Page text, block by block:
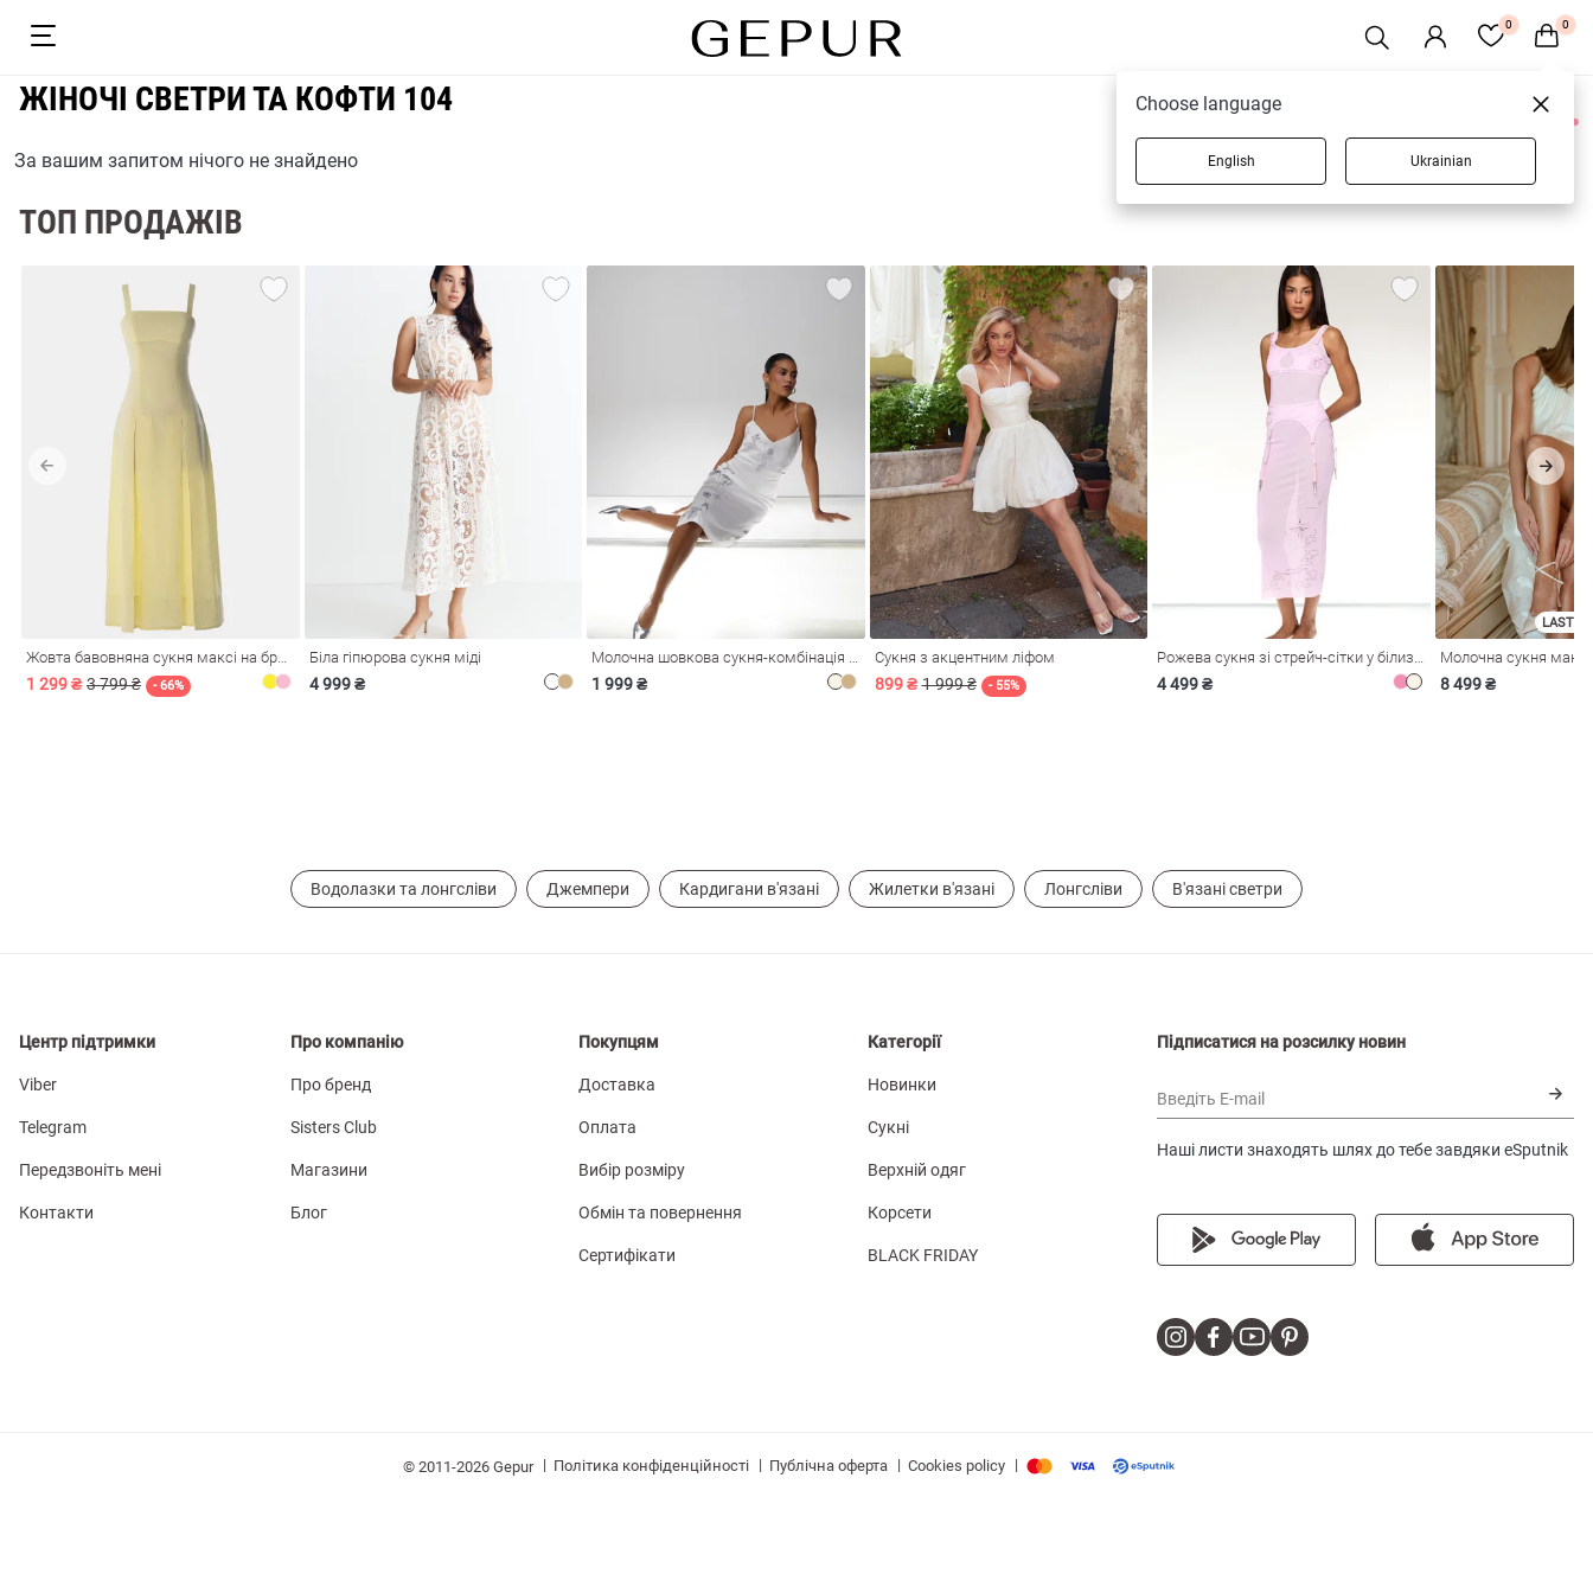
0 0
На
ЖІНОЧІ СВЕТРИ ТА КОФТИ 104
0 товарів
За вашим запитом нічого не знайдено
ТОП ПРОДАЖІВ
1 299 ₴ 3 799 ₴ - 66%
Біла гіпюрова сукня міді
4 999 ₴ 1 999 ₴
Сукня з акцентним ліфом
899 ₴ 1 999 ₴ - 55% 4 499 ₴
LAST
8 499 ₴
Водолазки та лонгсліви Джемпери Кардигани в'язані Жилетки в'язані Лонгсліви В'язані светри
Центр підтримки
Viber
Telegram
Передзвоніть мені
Контакти
Про компанію
Про бренд
Sisters Club
Магазини
Блог
Покупцям
Доставка
Оплата
Вибір розміру
Обмін та повернення
Сертифікати
Категорії
Новинки
Сукні
Верхній одяг
Корсети
BLACK FRIDAY
Підписатися на розсилку новин
Введіть E-mail
Наші листи знаходять шлях до тебе завдяки eSputnik
© 2011-2026 Gepur | Політика конфіденційності | Публічна оферта | Cookies policy |
Choose language
English Ukrainian